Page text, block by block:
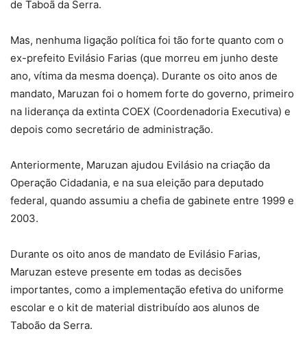
de Taboã da Serra.
Mas, nenhuma ligação política foi tão forte quanto com o
ex-prefeito Evilásio Farias (que morreu em junho deste
ano, vítima da mesma doença). Durante os oito anos de
mandato, Maruzan foi o homem forte do governo, primeiro
na liderança da extinta COEX (Coordenadoria Executiva) e
depois como secretário de administração.
Anteriormente, Maruzan ajudou Evilásio na criação da
Operação Cidadania, e na sua eleição para deputado
federal, quando assumiu a chefia de gabinete entre 1999 e
2003.
Durante os oito anos de mandato de Evilásio Farias,
Maruzan esteve presente em todas as decisões
importantes, como a implementação efetiva do uniforme
escolar e o kit de material distribuído aos alunos de
Taboão da Serra.